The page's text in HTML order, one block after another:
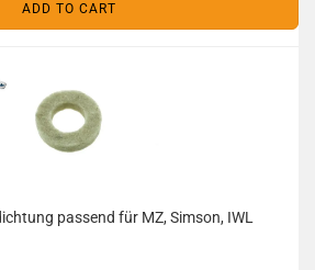
ADD TO CART
passend für MZ, Simson, IWL